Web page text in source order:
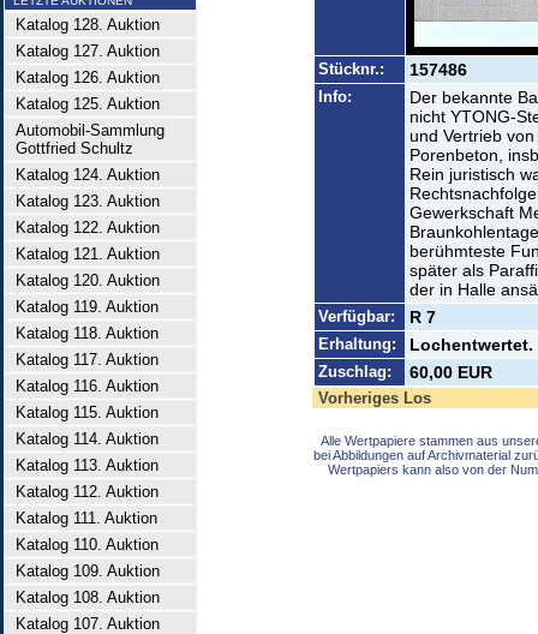
Katalog 128. Auktion
Katalog 127. Auktion
Katalog 126. Auktion
Katalog 125. Auktion
Automobil-Sammlung
Gottfried Schultz
Katalog 124. Auktion
Katalog 123. Auktion
Katalog 122. Auktion
Katalog 121. Auktion
Katalog 120. Auktion
Katalog 119. Auktion
Katalog 118. Auktion
Katalog 117. Auktion
Katalog 116. Auktion
Katalog 115. Auktion
Katalog 114. Auktion
Katalog 113. Auktion
Katalog 112. Auktion
Katalog 111. Auktion
Katalog 110. Auktion
Katalog 109. Auktion
Katalog 108. Auktion
Katalog 107. Auktion
Stücknr.: 157486
Info:
Der bekannte
nicht YTONG-
und Vertrieb
Porenbeton,
Rein juristisch
Gewerkschaft
berühmteste
später als
der in Halle
Verfügbar: R 7
Erhaltung: Lochentwertet.
Zuschlag: 60,00 EUR
Vorheriges Los
Alle Wertpapiere stammen aus
bei Abbildungen auf Archivmaterial
Wertpapiers kann also von der